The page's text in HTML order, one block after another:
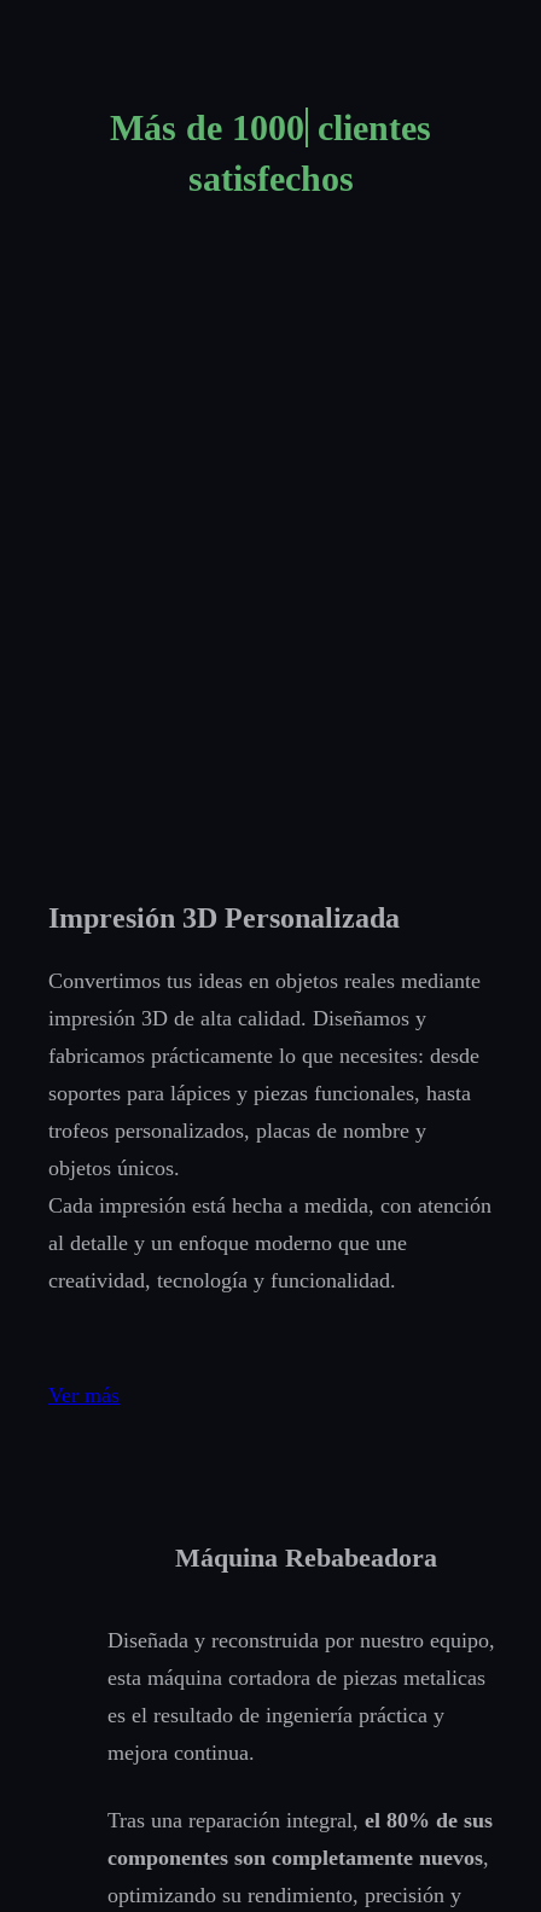
Más de 1000 clientes
satisfechos
Impresión 3D Personalizada
Convertimos tus ideas en objetos reales mediante
impresión 3D de alta calidad. Diseñamos y
fabricamos prácticamente lo que necesites: desde
soportes para lápices y piezas funcionales, hasta
trofeos personalizados, placas de nombre y
objetos únicos.
Cada impresión está hecha a medida, con atención
al detalle y un enfoque moderno que une
creatividad, tecnología y funcionalidad.
Ver más
Máquina Rebabeadora
Diseñada y reconstruida por nuestro equipo,
esta máquina cortadora de piezas metalicas
es el resultado de ingeniería práctica y
mejora continua.
Tras una reparación integral, el 80% de sus
componentes son completamente nuevos,
optimizando su rendimiento, precisión y